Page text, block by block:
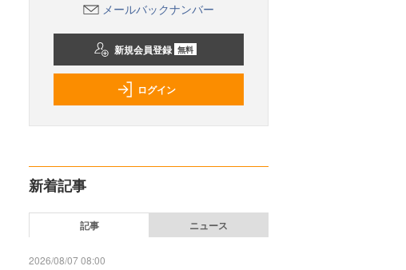
メールバックナンバー
新規会員登録 無料
ログイン
新着記事
記事 ニュース
2026/08/07 08:00